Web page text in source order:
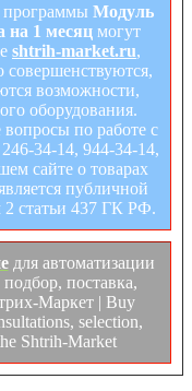
программы Модуль
на 1 месяцмогут
shtrih-market.ru,
возможности,
оборудования.
по работе с
34-14, 944-34-14,
сайте о товарах
публичной
2 статьи 437 ГК РФ.
для автоматизации
поставка,
Маркет | Buy
selection,
Shtrih-Market